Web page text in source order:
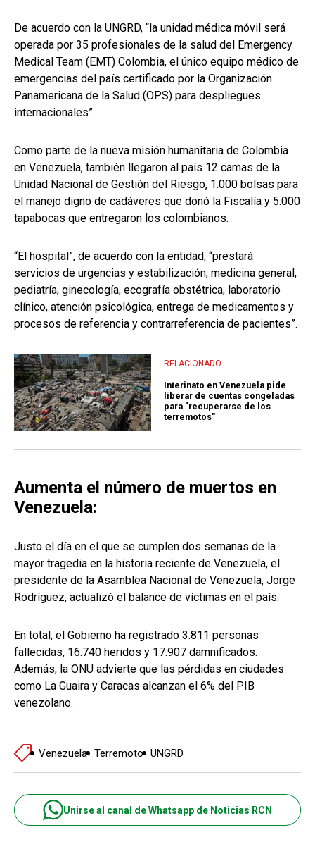
De acuerdo con la UNGRD, “la unidad médica móvil será
operada por 35 profesionales de la salud del Emergency
Medical Team (EMT) Colombia, el único equipo médico de
emergencias del país certificado por la Organización
Panamericana de la Salud (OPS) para despliegues
internacionales”.
Como parte de la nueva misión humanitaria de Colombia
en Venezuela, también llegaron al país 12 camas de la
Unidad Nacional de Gestión del Riesgo, 1.000 bolsas para
el manejo digno de cadáveres que donó la Fiscalía y 5.000
tapabocas que entregaron los colombianos.
“El hospital”, de acuerdo con la entidad, “prestará
servicios de urgencias y estabilización, medicina general,
pediatría, ginecología, ecografía obstétrica, laboratorio
clínico, atención psicológica, entrega de medicamentos y
procesos de referencia y contrarreferencia de pacientes”.
RELACIONADO
Interinato en Venezuela pide
liberar de cuentas congeladas
para "recuperarse de los
terremotos"
Aumenta el número de muertos en
Venezuela:
Justo el día en el que se cumplen dos semanas de la
mayor tragedia en la historia reciente de Venezuela, el
presidente de la Asamblea Nacional de Venezuela, Jorge
Rodríguez, actualizó el balance de víctimas en el país.
En total, el Gobierno ha registrado 3.811 personas
fallecidas, 16.740 heridos y 17.907 damnificados.
Además, la ONU advierte que las pérdidas en ciudades
como La Guaira y Caracas alcanzan el 6% del PIB
venezolano.
Venezuela Terremoto UNGRD
Unirse al canal de Whatsapp de Noticias RCN